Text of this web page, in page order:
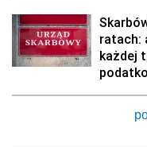
ratach:
każdej